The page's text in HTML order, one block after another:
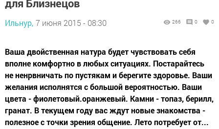
для Близнецов
Ильнур, 7 июня 2015 - 08:30 266 0 0
Ваша двойственная натура будет чувствовать себя
вполне комфортно в любых ситуациях. Постарайтесь
не ненрвничать по пустякам и берегите здоровье. Ваши
желания исполнятся с большой вероятностью. Ваши
цвета - фиолетовый.оранжевый. Камни - топаз, берилл,
гранат. В текущем году вас ждут новые знакомства -
полезное с точки зрения общение. Лето потребует от...